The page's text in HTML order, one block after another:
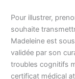
Pour illustrer,
souhaite
Madeleine est
validée par son
troubles cognitifs
certificat médical